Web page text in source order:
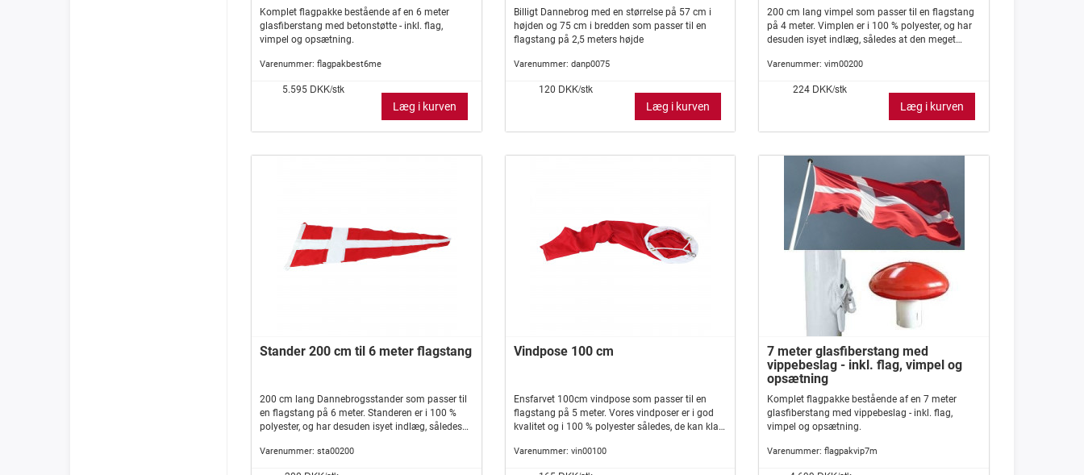
Komplet flagpakke bestående af en 6 meter
glasfiberstang med betonstøtte - inkl. flag,
vimpel og opsætning.
Varenummer: flagpakbest6me
5.595DKK/stk
Læg i kurven
Billigt Dannebrog med en størrelse på 57 cm i
højden og 75 cm i bredden som passer til en
flagstang på 2,5 meters højde
Varenummer: danp0075
120 DKK/stk
Læg i kurven
200 cm lang vimpel som passer til en flagstang
på 4 meter. Vimplen er i 100 % polyester, og har
desuden isyet indlæg, således at den meget
Varenummer:vim00200
224DKK/stk
Læg i kurven
Stander 200 cm til 6 meter flagstang
200 cm lang Dannebrogsstander som passer til
en flagstang på 6 meter. Standeren er i 100 %
polyester, og har desuden isyet indlæg, således
Varenummer: sta00200
Vindpose 100 cm
Ensfarvet 100cm vindpose som passer til en
flagstang på 5 meter. Vores vindposer er i god
kvalitet og i 100 % polyester således, de kan klare
desuden mest kendt fra de danske broer og
Varenummer: vin00100
7 meter glasfiberstang med
vippebeslag - inkl. flag, vimpel og
opsætning
Komplet flagpakke bestående af en 7 meter
glasfiberstang med vippebeslag - inkl. flag,
vimpel og opsætning.
Varenummer:flagpakvip7m